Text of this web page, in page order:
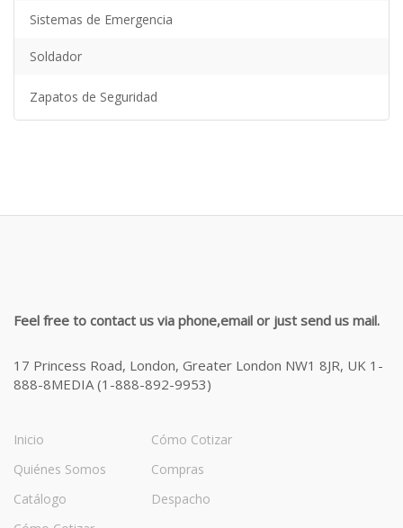
Sistemas de Emergencia
Soldador
Zapatos de Seguridad
Feel free to contact us via phone,email or just send us mail.
17 Princess Road, London, Greater London NW1 8JR, UK 1-
888-8MEDIA (1-888-892-9953)
Inicio
Quiénes Somos
Catálogo
Cómo Cotizar
Compras
Despacho